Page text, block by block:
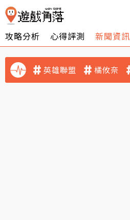
攻略分析 心得評測 新聞資訊
英雄聯盟 橘攸奈